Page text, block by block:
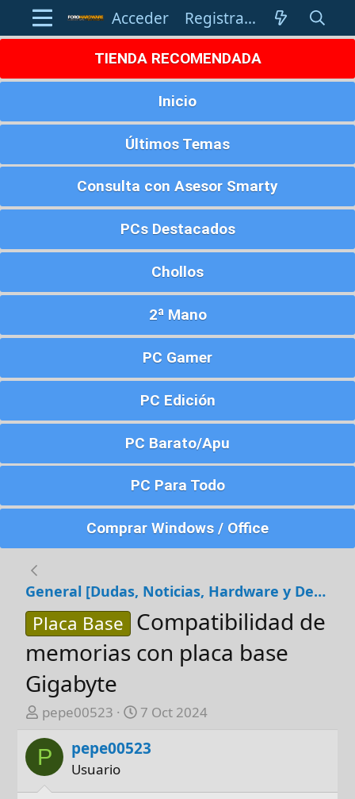
Acceder Registrarse
TIENDA RECOMENDADA
Inicio
Últimos Temas
Consulta con Asesor Smarty
PCs Destacados
Chollos
2ª Mano
PC Gamer
PC Edición
PC Barato/Apu
PC Para Todo
Comprar Windows / Office
General [Dudas, Noticias, Hardware y Debates]
Placa Base Compatibilidad de
memorias con placa base
Gigabyte
A
t
r
pepe00523
F
c
7 Oct 2024
P pepe00523
Usuario